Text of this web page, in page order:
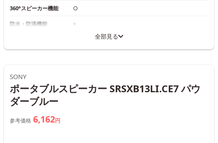
360°スピーカー機能 ○
防水・防滴機能 ×
全部見る
SONY
ポータブルスピーカー SRSXB13LI.CE7 パウ
ダーブルー
参考価格 6,162円